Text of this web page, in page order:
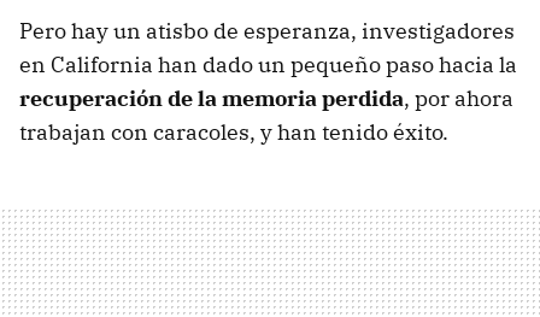
Pero hay un atisbo de esperanza, investigadores
en California han dado un pequeño paso hacia la
recuperación de la memoria perdida, por ahora
trabajan con caracoles, y han tenido éxito.